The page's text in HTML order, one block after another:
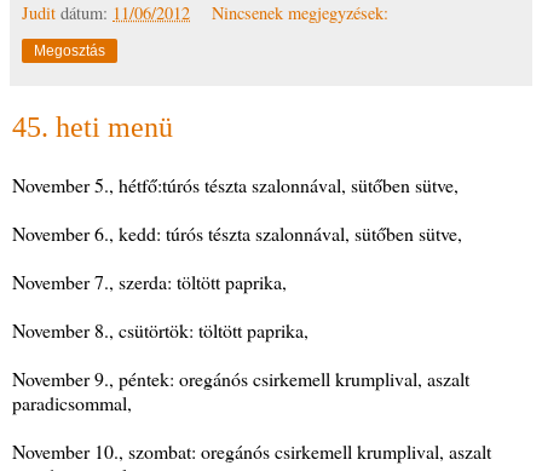
Judit dátum: 11/06/2012 Nincsenek megjegyzések:
Megosztás
45. heti menü
November 5., hétfő:túrós tészta szalonnával, sütőben sütve,
November 6., kedd: túrós tészta szalonnával, sütőben sütve,
November 7., szerda: töltött paprika,
November 8., csütörtök: töltött paprika,
November 9., péntek: oregánós csirkemell krumplival, aszalt
paradicsommal,
November 10., szombat: oregánós csirkemell krumplival, aszalt